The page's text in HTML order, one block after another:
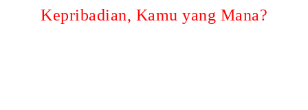
Kepribadian, Kamu yang Mana?